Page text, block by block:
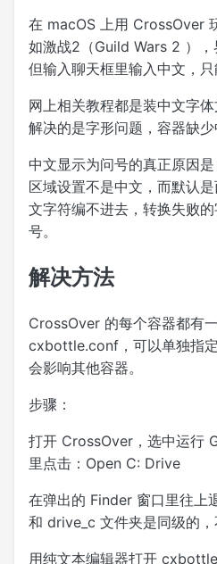
在 macOS 上用 CrossOver
如激战2（Guild Wars 2 ），
但输入聊天框里输入中文，只
网上相关教程都是装中文字
解决的是字形问题，容器缺少
中文显示为问号的真正原因
区域设置不是中文，而默认
文字符编不进去，转换失败
号。
解决方法
CrossOver 的每个容器都有
cxbottle.conf，可以单独指
会影响其他容器。
步骤：
打开 CrossOver，选中运行
里点击：Open C: Drive
在弹出的 Finder 窗口里往
和 drive_c 文件夹是同级的，
用纯文本编辑器打开